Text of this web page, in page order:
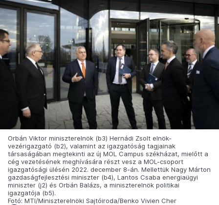
Orbán Viktor miniszterelnök (b3) Hernádi Zsolt elnök-
vezérigazgató (b2), valamint az igazgatóság tagjainak
társaságában megtekinti az új MOL Campus székházat, mielőtt a
cég vezetésének meghívására részt vesz a MOL-csoport
igazgatósági ülésén 2022. december 8-án. Mellettük Nagy Márton
gazdaságfejlesztési miniszter (b4), Lantos Csaba energiaügyi
miniszter (j2) és Orbán Balázs, a miniszterelnök politikai
igazgatója (b5).
Fotó: MTI/Miniszterelnöki Sajtóiroda/Benko Vivien Cher